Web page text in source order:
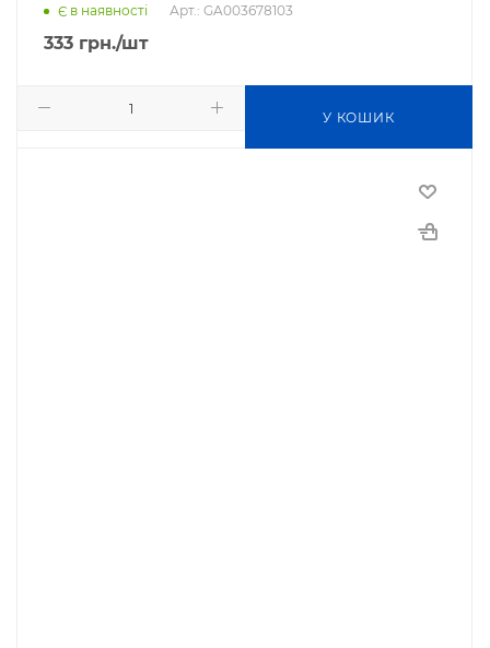
Є в наявності Арт.: GA003678103
333 грн./шт
У КОШИК